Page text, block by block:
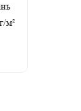
м²